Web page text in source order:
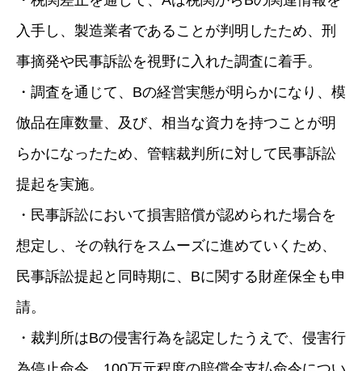
入手し、製造業者であることが判明したため、刑
事摘発や民事訴訟を視野に入れた調査に着手。
・調査を通じて、Bの経営実態が明らかになり、模
倣品在庫数量、及び、相当な資力を持つことが明
らかになったため、管轄裁判所に対して民事訴訟
提起を実施。
・民事訴訟において損害賠償が認められた場合を
想定し、その執行をスムーズに進めていくため、
民事訴訟提起と同時期に、Bに関する財産保全も申
請。
・裁判所はBの侵害行為を認定したうえで、侵害行